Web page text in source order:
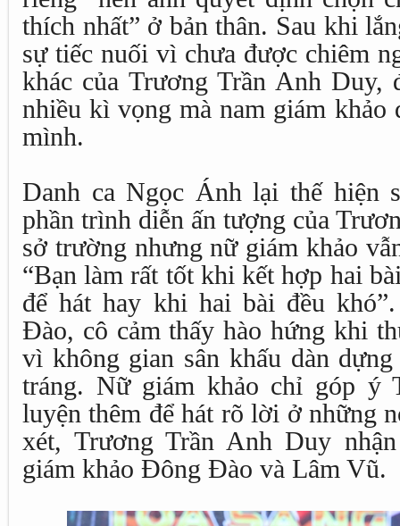
thích nhất” ở bản thân. Sau khi
sự tiếc nuối vì chưa được chiêm
khác của Trương Trần Anh Duy,
nhiều kì vọng mà nam giám khảo
mình.
Danh ca Ngọc Ánh lại thế hiện
phần trình diễn ấn tượng của
sở trường nhưng nữ giám khảo
“Bạn làm rất tốt khi kết hợp hai
để hát hay khi hai bài đều
Đào, cô cảm thấy hào hứng khi
vì không gian sân khấu dàn
tráng. Nữ giám khảo chỉ góp ý
luyện thêm để hát rõ lời ở những
xét, Trương Trần Anh Duy
giám khảo Đông Đào và Lâm Vũ.